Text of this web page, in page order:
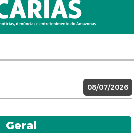
08/07/2026
Geral